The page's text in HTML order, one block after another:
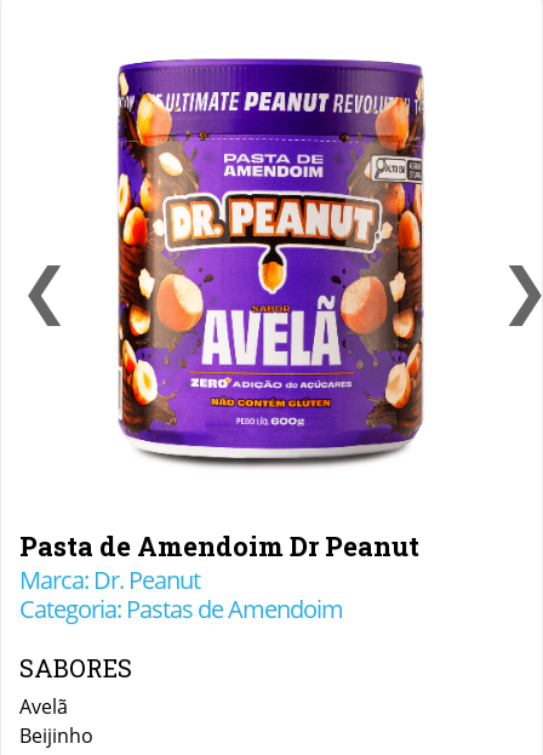
❮
Pasta de Amendoim Dr Peanut
Marca: Dr. Peanut
Categoria: Pastas de Amendoim
SABORES
Avelã
Beijinho